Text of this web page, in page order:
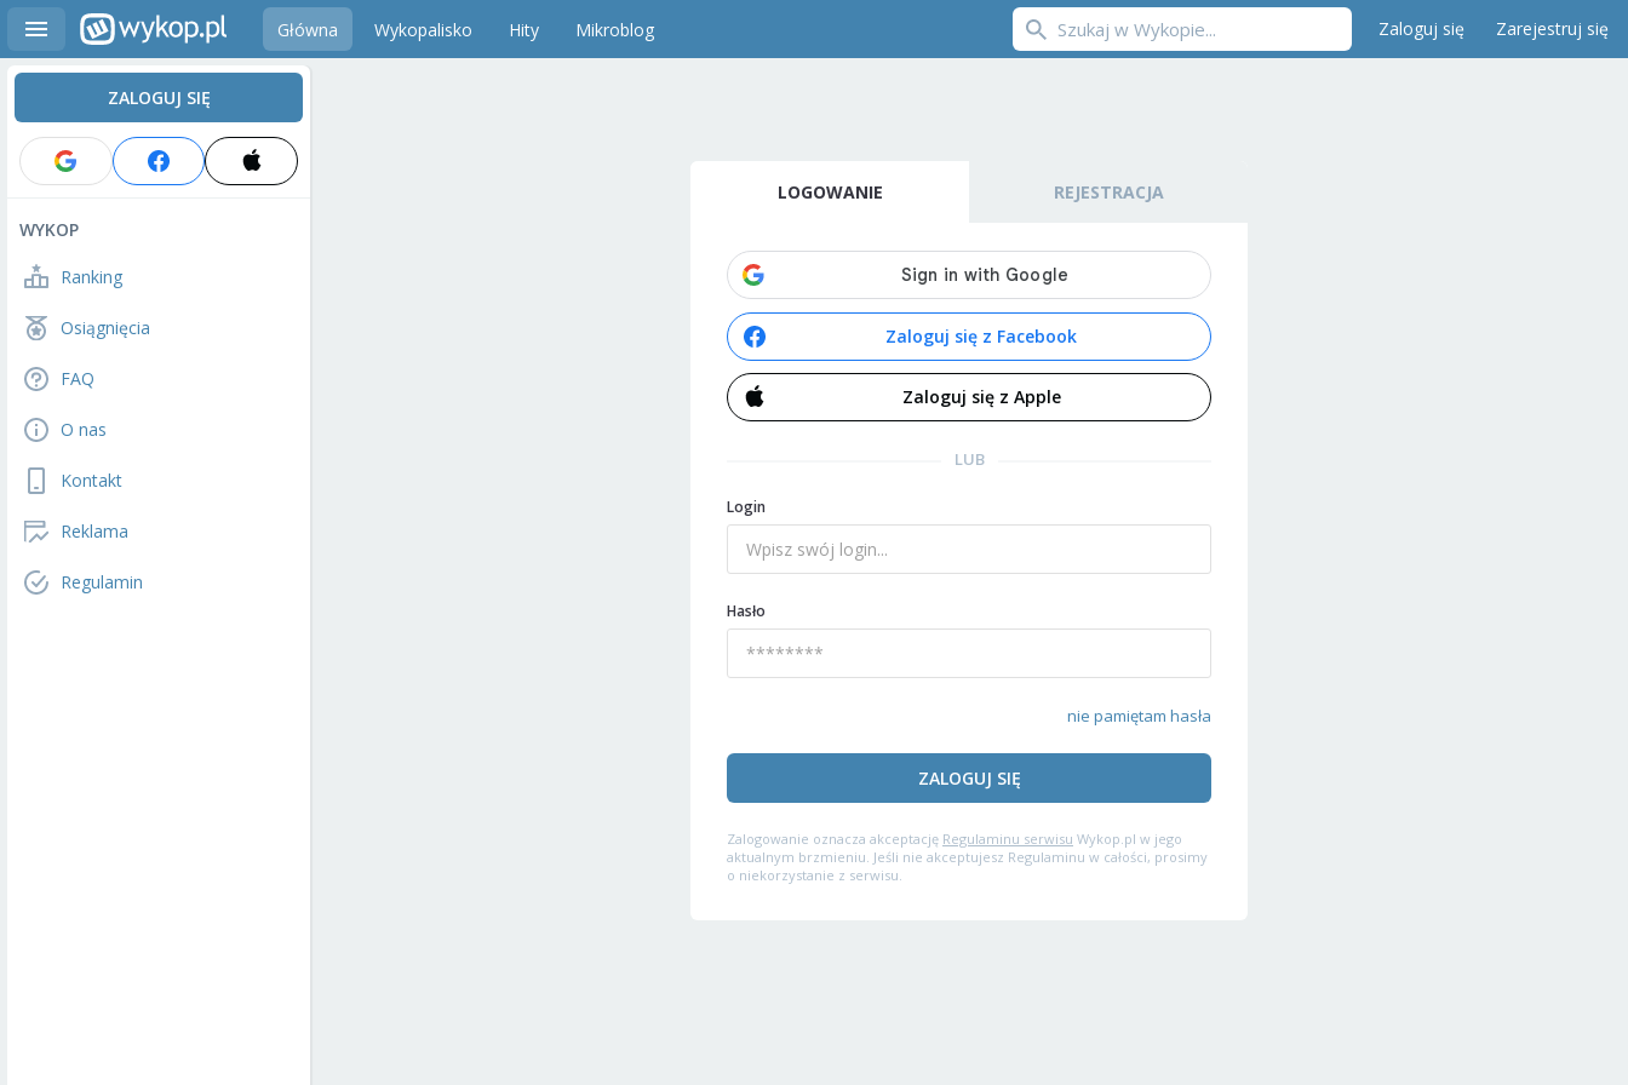
Główna Wykopalisko Hity Mikroblog Zaloguj się Zarejestruj się
ZALOGUJ SIĘ
WYKOP
Ranking
Osiągnięcia
FAQ
O nas
Kontakt
Reklama
Regulamin
LOGOWANIE REJESTRACJA
Zaloguj się z Facebook
Zaloguj się z Apple
LUB
Login
Hasło
nie pamiętam hasła
ZALOGUJ SIĘ
Zalogowanie oznacza akceptację Regulaminu serwisu Wykop.pl w jego
aktualnym brzmieniu. Jeśli nie akceptujesz Regulaminu w całości, prosimy
o niekorzystanie z serwisu.